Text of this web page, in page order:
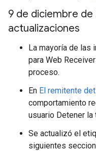
9 de diciembre de
actualizaciones
La mayoría de las
para Web
proceso.
En El remitente
comportamiento
usuario Detener la
Se actualizó el
siguientes